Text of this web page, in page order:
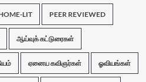
LIT PEER REVIEWED
ஆய்வுக் கட்டுரைகள்
ஏனைய கவிஞர்கள் ஓவியங்கள்